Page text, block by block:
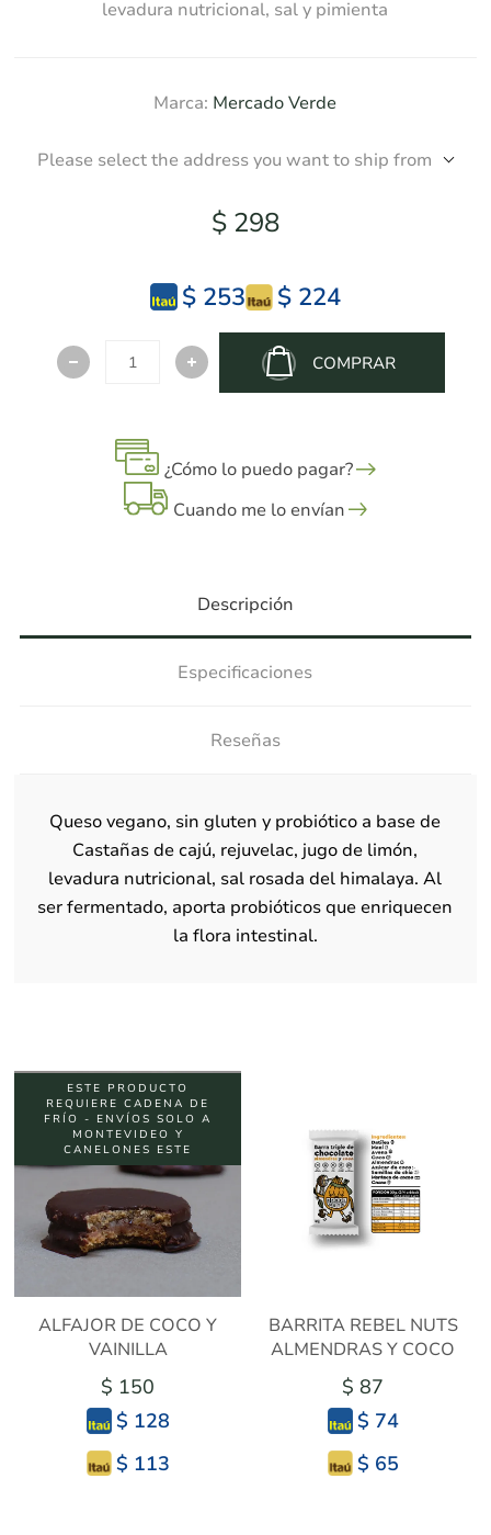
levadura nutricional, sal y pimienta
Marca: Mercado Verde
Please select the address you want to ship from
$ 298
$ 253 $ 224
COMPRAR
¿Cómo lo puedo pagar?
Cuando me lo envían
Descripción
Especificaciones
Reseñas
Queso vegano, sin gluten y probiótico a base de
Castañas de cajú, rejuvelac, jugo de limón,
levadura nutricional, sal rosada del himalaya. Al
ser fermentado, aporta probióticos que enriquecen
la flora intestinal.
ESTE PRODUCTO
REQUIERE CADENA DE
FRÍO - ENVÍOS SOLO A
MONTEVIDEO Y
CANELONES ESTE
ALFAJOR DE COCO Y
VAINILLA
$ 150
$ 128
$ 113
BARRITA REBEL NUTS
ALMENDRAS Y COCO
$ 87
$ 74
$ 65